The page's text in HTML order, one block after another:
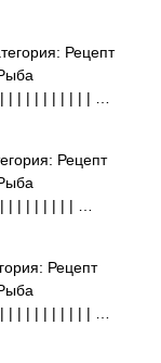
Рецепт
| | | | | | | | | | …
Рецепт
| | | | | | | | …
Рецепт
| | | | | | | | | | …